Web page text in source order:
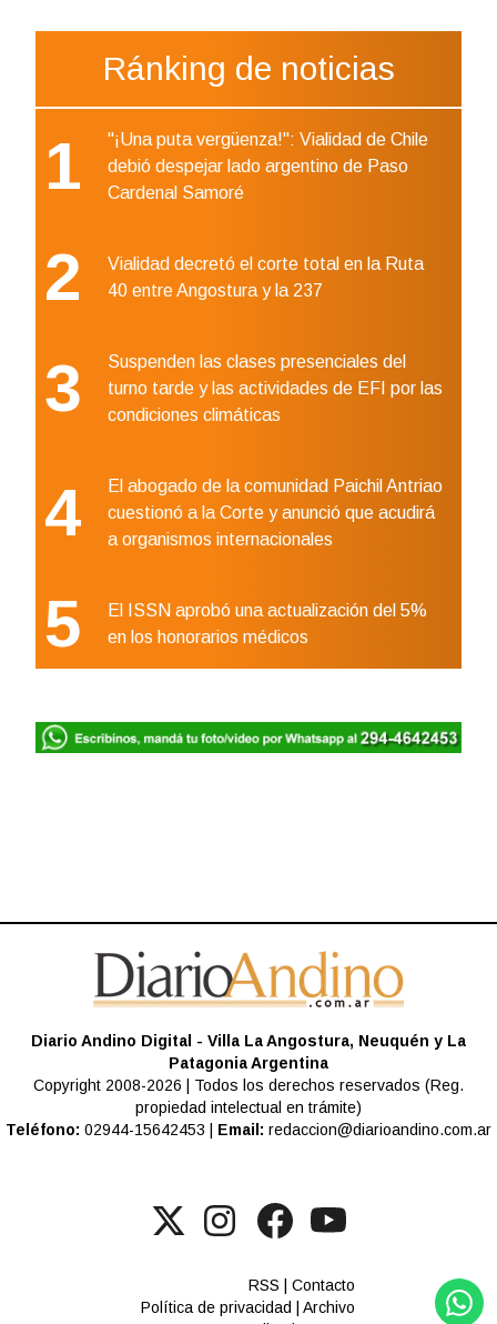
Ránking de noticias
1
"¡Una puta vergüenza!": Vialidad de Chile
debió despejar lado argentino de Paso
Cardenal Samoré
2
Vialidad decretó el corte total en la Ruta
40 entre Angostura y la 237
3
Suspenden las clases presenciales del
turno tarde y las actividades de EFI por las
condiciones climáticas
4
El abogado de la comunidad Paichil Antriao
cuestionó a la Corte y anunció que acudirá
a organismos internacionales
5
El ISSN aprobó una actualización del 5%
en los honorarios médicos
Diario Andino Digital - Villa La Angostura, Neuquén y La
Patagonia Argentina
Copyright 2008-2026 | Todos los derechos reservados (Reg.
propiedad intelectual en trámite)
Teléfono: 02944-15642453 | Email: redaccion@diarioandino.com.ar
RSS |Contacto
Política de privacidad
|Archivo